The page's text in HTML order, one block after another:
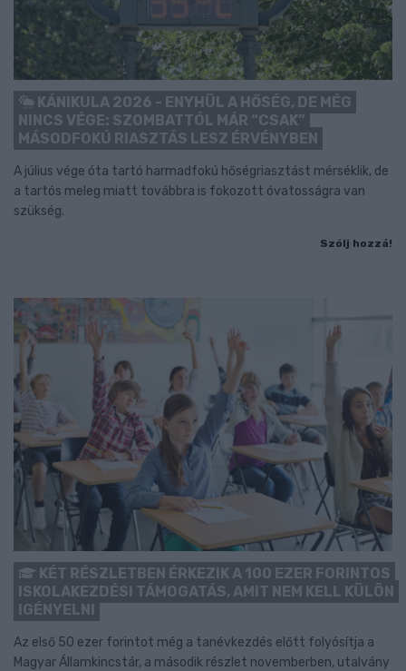
KÁNIKULA 2026 - ENYHÜL A HŐSÉG, DE MÉG
NINCS VÉGE: SZOMBATTÓL MÁR “CSAK”
MÁSODFOKÚ RIASZTÁS LESZ ÉRVÉNYBEN
A július vége óta tartó harmadfokú hőségriasztást mérséklik, de
a tartós meleg miatt továbbra is fokozott óvatosságra van
szükség.
Szólj hozzá!
KÉT RÉSZLETBEN ÉRKEZIK A 100 EZER FORINTOS
ISKOLAKEZDÉSI TÁMOGATÁS, AMIT NEM KELL KÜLÖN
IGÉNYELNI
Az első 50 ezer forintot még a tanévkezdés előtt folyósítja a
Magyar Államkincstár, a második részlet novemberben, utalvány